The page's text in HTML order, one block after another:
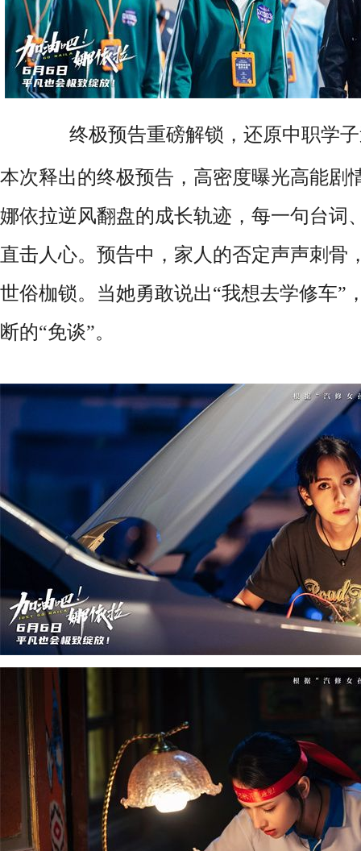
终极预告重磅解锁，还原中职学
本次释出的终极预告，高密度曝光高能剧
娜依拉逆风翻盘的成长轨迹，每一句台词
直击人心。预告中，家人的否定声声刺骨
世俗枷锁。当她勇敢说出“我想去学修车”
断的“免谈”。